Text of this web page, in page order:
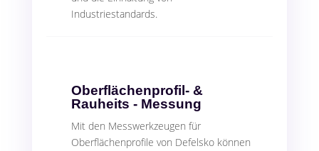
5 Haftfestigkeit von Beschichtungen auf Metall,
Holz und Beton
Industriestandards.
Oberflächenprofil- &
Rauheits - Messung
Mit den Messwerkzeugen für
Oberflächenprofile von Defelsko können